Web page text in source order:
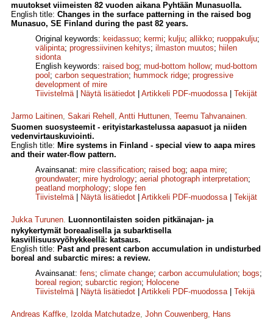
muutokset viimeisten 82 vuoden aikana Pyhtään Munasuolla.
English title: Changes in the surface patterning in the raised bog
Munasuo, SE Finland during the past 82 years.
Original keywords: keidassuo; kermi; kulju; allikko; ruoppakulju;
välipinta; progressiivinen kehitys; ilmaston muutos; hiilen
sidonta
English keywords: raised bog; mud-bottom hollow; mud-bottom
pool ; carbon sequestration; hummock ridge; progressive
development of mire
Tiivistelmä| Näytä lisätiedot Artikkeli PDF-muodossa| Tekijät
Jarmo Laitinen, Sakari Rehell , Antti Huttunen, Teemu Tahvanainen.
Suomen suosysteemit - erityistarkastelussa aapasuot ja niiden
vedenvirtauskuviointi.
English title: Mire systems in Finland - special view to aapa mires
and their water-flow pattern.
Avainsanat: mire classification; raised bog; aapa mire;
groundwater; mire hydrology; aerial photograph interpretation;
peatland morphology; slope fen
Tiivistelmä| Näytä lisätiedot Artikkeli PDF-muodossa| Tekijät
Jukka Turunen. Luonnontilaisten soiden pitkänajan- ja
nykykertymät boreaalisella ja subarktisella
kasvillisuusvyöhykkeellä: katsaus.
English title: Past and present carbon accumulation in undisturbed
boreal and subarctic mires: a review.
Avainsanat: fens; climate change; carbon accumululation; bogs;
boreal region; subarctic region; Holocene
Tiivistelmä| Näytä lisätiedot Artikkeli PDF-muodossa| Tekijä
Andreas Kaffke, Izolda Matchutadze, John Couwenberg, Hans